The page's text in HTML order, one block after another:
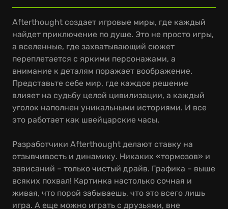
Afterthought создает игровые миры, где каждый
найдет приключение по душе. Это не просто игры,
а вселенные, где захватывающий сюжет
переплетается с яркими персонажами, а
внимание к деталям поражает воображение.
Представьте себе мир, где каждое решение
влияет на судьбу целой цивилизации, а каждый
уголок наполнен уникальными историями. И все
это работает как швейцарские часы.
Разработчики Afterthought делают ставку на
отзывчивость и динамику. Никаких «тормозов» и
зависаний – только чистый драйв. Графика – выше
всяких похвал! Картинка настолько сочная и
живая, что порой забываешь, что это всего лишь
игра. А еще можно играть с друзьями, вне